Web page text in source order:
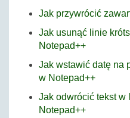
Jak przywrócić
Jak usunąć linie
Notepad++
Jak wstawić datę na
w Notepad++
Jak odwrócić tekst w
Notepad++